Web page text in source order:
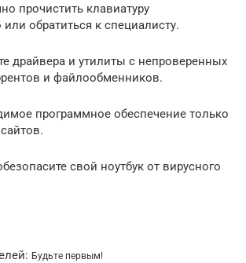
прочистить клавиатуру
обратиться к специалисту.
драйвера и утилиты c непроверенных
и файлообменников.
программное обеспечение только
свой ноутбук от вирусного
Будьте первым!